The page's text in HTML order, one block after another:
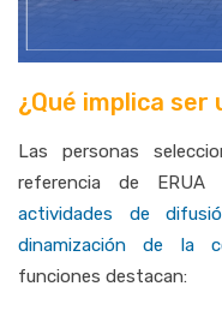
¿Qué implica ser
Las personas
referencia de
actividades de
dinamización de la
funciones destacan: